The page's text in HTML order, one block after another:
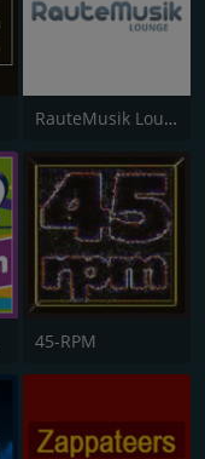
RauteMusik Lounge
45-RPM